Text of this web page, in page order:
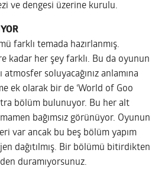
ve dengesi üzerine kurulu.
farklı temada hazırlanmış.
kadar her şey farklı. Bu da oyunun
soluyacağınız anlamına
ek olarak bir de ‘World of Goo
bölüm bulunuyor. Bu her alt
bağımsız görünüyor. Oyunun
var ancak bu beş bölüm yapım
dağıtılmış. Bir bölümü bitirdikten
duramıyorsunuz.